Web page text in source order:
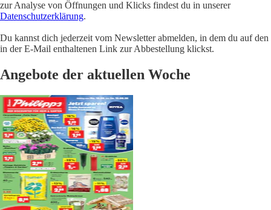
zur Analyse von Öffnungen und Klicks findest du in unserer
Datenschutzerklärung.
Du kannst dich jederzeit vom Newsletter abmelden, in dem du auf den
in der E-Mail enthaltenen Link zur Abbestellung klickst.
Angebote der aktuellen Woche